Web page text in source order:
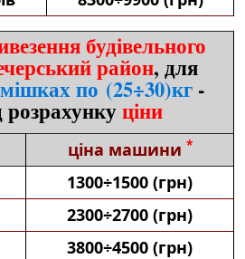
будівельного
район, для
по (25÷30)кг -
ціни
ціна машини *
1300÷1500 (грн)
2300÷2700 (грн)
3800÷4500 (грн)